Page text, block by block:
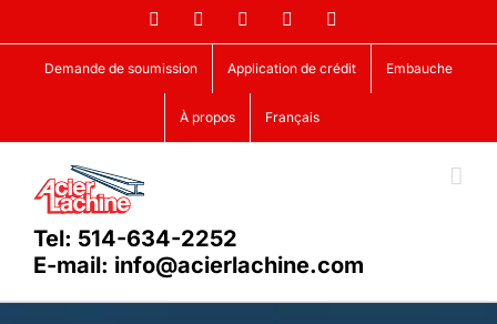
to
content
FacebookLinkedIn YouTube
Demande de soumission Application de crédit Embauche
À propos Français
Tel: 514-634-2252
E-mail: info@acierlachine.com